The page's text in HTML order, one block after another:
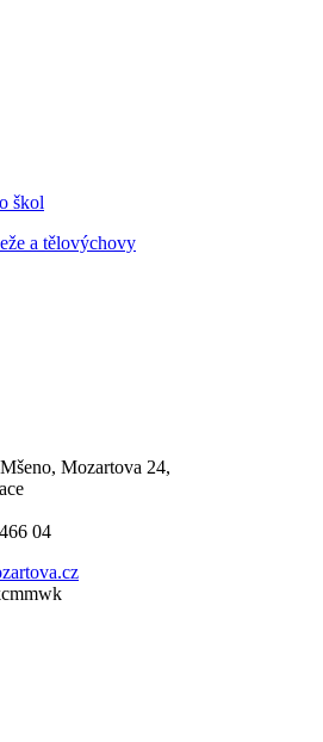
škol
a tělovýchovy
Mozartova 24,
04